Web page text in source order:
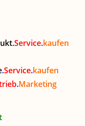
.Service.kaufen
.Service.kaufen
.Marketing